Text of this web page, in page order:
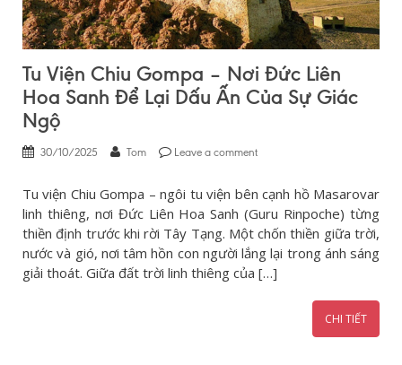
Tu Viện Chiu Gompa – Nơi Đức Liên
Hoa Sanh Để Lại Dấu Ấn Của Sự Giác
Ngộ
30/10/2025 Tom Leave a comment
Tu viện Chiu Gompa – ngôi tu viện bên cạnh hồ Masarovar
linh thiêng, nơi Đức Liên Hoa Sanh (Guru Rinpoche) từng
thiền định trước khi rời Tây Tạng. Một chốn thiền giữa trời,
nước và gió, nơi tâm hồn con người lắng lại trong ánh sáng
giải thoát. Giữa đất trời linh thiêng của […]
CHI TIẾT